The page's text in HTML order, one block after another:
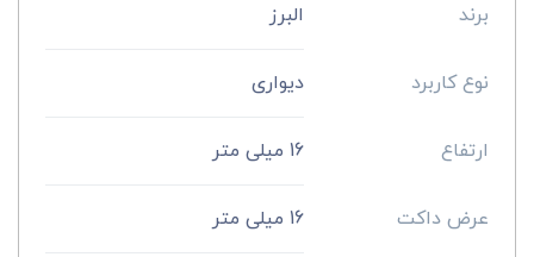
برند البرز
نوع کاربرد دیواری
ارتفاع 16 میلی متر
عرض داکت 16 میلی متر